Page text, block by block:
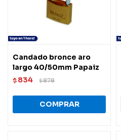
Candado bronce aro
largo 40/50mm Papaiz
$ 834 $878